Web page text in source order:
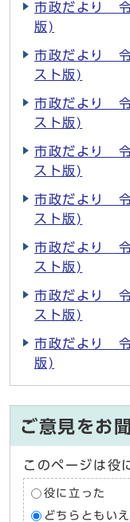
市政だより
版)
市政だより
スト版)
市政だより
スト版)
市政だより
スト版)
市政だより
スト版)
市政だより
スト版)
市政だより
スト版)
市政だより
版)
ご意見をお
このページは役
役に立った
どちらともい